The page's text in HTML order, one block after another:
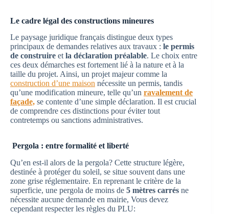
Le cadre légal des constructions mineures
Le paysage juridique français distingue deux types
principaux de demandes relatives aux travaux : le permis
de construire etla déclaration préalable. Le choix entre
ces deux démarches est fortement lié à la nature et à la
taille du projet. Ainsi, un projet majeur comme la
construction d’une maison nécessite un permis, tandis
qu’une modification mineure, telle qu’un ravalement de
façade, se contente d’une simple déclaration. Il est crucial
de comprendre ces distinctions pour éviter tout
contretemps ou sanctions administratives.
Pergola : entre formalité et liberté
Qu’en est-il alors de la pergola? Cette structure légère,
destinée à protéger du soleil, se situe souvent dans une
zone grise réglementaire. En reprenant le critère de la
superficie, une pergola de moins de 5 mètres carrés ne
nécessite aucune demande en mairie, Vous devez
cependant respecter les règles du PLU: